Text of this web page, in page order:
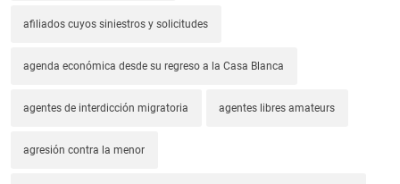
afiliados cuyos siniestros y solicitudes
agenda económica desde su regreso a la Casa Blanca
agentes de interdicción migratoria agentes libres amateurs
agresión contra la menor